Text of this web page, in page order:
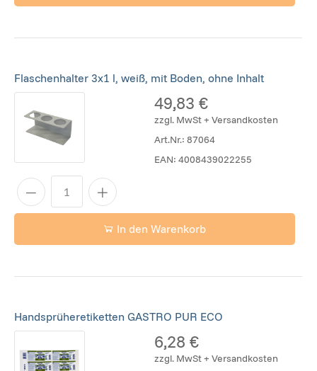
Flaschenhalter 3x1 l, weiß, mit Boden, ohne Inhalt
49,83 €
zzgl. MwSt + Versandkosten
Art.Nr.:87064
EAN:4008439022255
In den Warenkorb
Handsprüheretiketten GASTRO PUR ECO
6,28 €
zzgl. MwSt + Versandkosten